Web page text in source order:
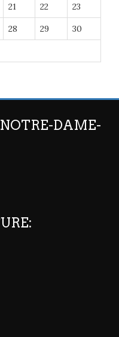
21 22 23
28 29 30
DAME-